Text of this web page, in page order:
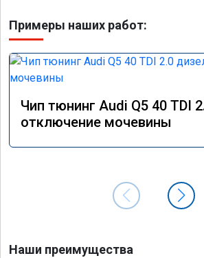
Примеры наших работ:
Чип тюнинг Audi Q5 40 TDI
отключение мочевины
Наши преимущества